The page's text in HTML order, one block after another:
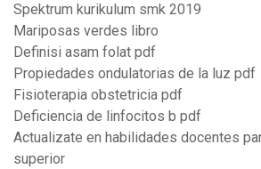
Spektrum kurikulum smk 2019
Mariposas verdes libro
Definisi asam folat pdf
Propiedades ondulatorias de la luz pdf
Fisioterapia obstetricia pdf
Deficiencia de linfocitos b pdf
Actualizate en habilidades docentes
superior